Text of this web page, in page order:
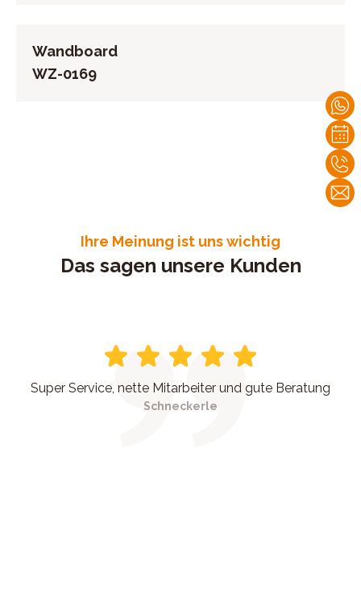
Wandboard
WZ-0169
Ihre Meinung ist uns wichtig
Das sagen unsere Kunden
Super Service, nette Mitarbeiter und gute Beratung
Schneckerle